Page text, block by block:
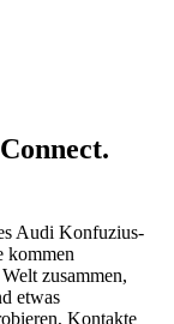
Audi Konfuzius-
kommen
zusammen,
etwas
Kontakte